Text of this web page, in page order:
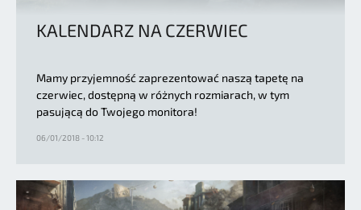
KALENDARZ NA CZERWIEC
Mamy przyjemność zaprezentować naszą tapetę na
czerwiec, dostępną w różnych rozmiarach, w tym
pasującą do Twojego monitora!
06/01/2018 - 10:12